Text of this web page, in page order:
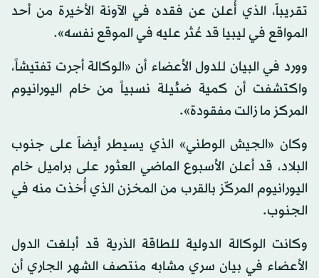
تقريباً، الذي أُعلن عن فقده في الآونة الأخيرة من أحد
المواقع في ليبيا قد عُثر عليه في الموقع نفسه».
وورد في البيان للدول الأعضاء أن «الوكالة أجرت تفتيشاً،
واكتشفت أن كمية ضئيلة نسبياً من خام اليورانيوم
المركز ما زالت مفقودة».
وكان «الجيش الوطني» الذي يسيطر أيضاً على جنوب
البلاد، قد أعلن الأسبوع الماضي العثور على براميل خام
اليورانيوم المركّز بالقرب من المخزن الذي أُخذت منه في
الجنوب.
وكانت الوكالة الدولية للطاقة الذرية قد أبلغت الدول
الأعضاء في بيان سري مشابه منتصف الشهر الجاري أن